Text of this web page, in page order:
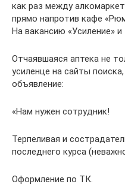
как раз между
прямо напротив кафе
На вакансию «Усиление»
Отчаявшаяся аптека не
усиленце на сайты
объявление:
«Нам нужен сотрудник!
Терпеливая и
последнего курса
Оформление по ТК.